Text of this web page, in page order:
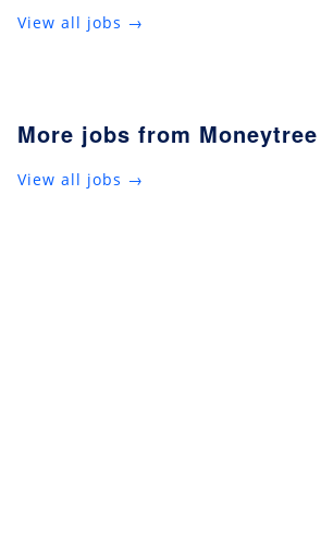
View all jobs →
More jobs from Moneytree
View all jobs →